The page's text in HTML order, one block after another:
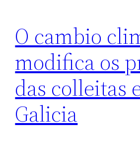
O cambio
modifica os
das colleitas
Galicia